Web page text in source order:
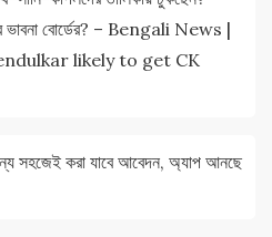
ভাবনা বোর্ডের? – Bengali News |
likely to get CK
সহজেই করা যাবে আবেদন, অ্যাপ আনছে